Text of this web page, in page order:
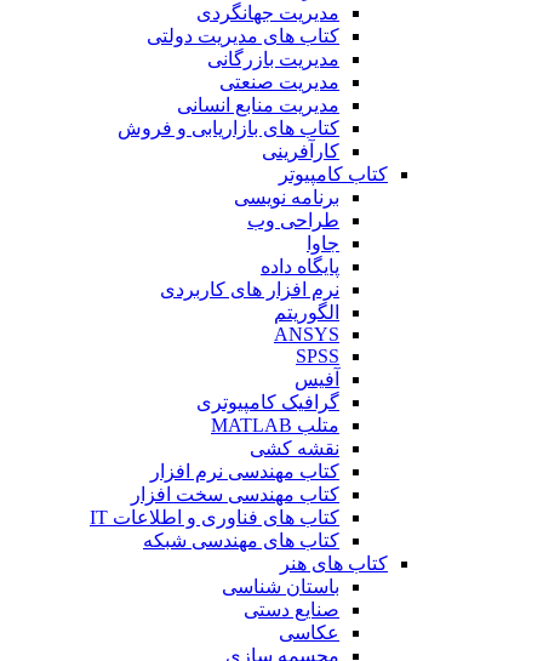
مدیریت جهانگردی
کتاب های مدیریت دولتی
مدیریت بازرگانی
مدیریت صنعتی
مدیریت منابع انسانی
کتاب های بازاریابی و فروش
کارآفرینی
کتاب کامپیوتر
برنامه نویسی
طراحی وب
جاوا
پایگاه داده
نرم افزار های کاربردی
الگوریتم
ANSYS
SPSS
آفیس
گرافیک کامپیوتری
متلب MATLAB
نقشه کشی
کتاب مهندسی نرم افزار
کتاب مهندسی سخت افزار
کتاب های فناوری و اطلاعات IT
کتاب های مهندسی شبکه
کتاب های هنر
باستان شناسی
صنایع دستی
عکاسی
مجسمه سازی